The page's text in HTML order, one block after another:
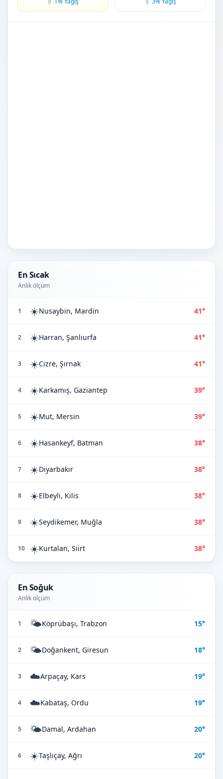
En Sıcak
Anlık ölçüm
1 ☀️Nusaybin, Mardin 41°
2 ☀️Harran, Şanlıurfa 41°
3 ☀️Cizre, Şırnak 41°
4 ☀️Karkamış, Gaziantep 39°
5 ☀️Mut, Mersin 39°
6 ☀️Hasankeyf, Batman 38°
7 ☀️Diyarbakır 38°
8 ☀️Elbeyli, Kilis 38°
9 ☀️Seydikemer, Muğla 38°
10 ☀️Kurtalan, Siirt 38°
En Soğuk
Anlık ölçüm
1 🌤️Köprübaşı, Trabzon 15°
2 🌤️Doğankent, Giresun 18°
3 ☁️Arpaçay, Kars 19°
4 ☁️Kabataş, Ordu 19°
5 🌤️Damal, Ardahan 20°
6 ☀️Taşlıçay, Ağrı 20°